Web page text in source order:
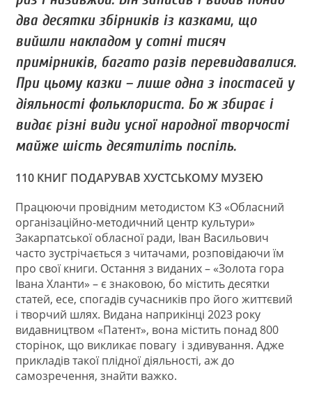
два десятки збірників із казками, що
вийшли накладом у сотні тисяч
примірників, багато разів перевидавалися.
При цьому казки – лише одна з іпостасей у
діяльності фольклориста. Бо ж збирає і
видає різні види усної народної творчості
майже шість десятиліть поспіль.
110 КНИГ ПОДАРУВАВ ХУСТСЬКОМУ МУЗЕЮ
Працюючи провідним методистом КЗ «Обласний
організаційно-методичний центр культури»
Закарпатської обласної ради, Іван Васильович
часто зустрічається з читачами, розповідаючи їм
про свої книги. Остання з виданих – «Золота гора
Івана Хланти» – є знаковою, бо містить десятки
статей, есе, спогадів сучасників про його життєвий
і творчий шлях. Видана наприкінці 2023 року
видавництвом «Патент», вона містить понад 800
сторінок, що викликає повагу і здивування. Адже
прикладів такої плідної діяльності, аж до
самозречення, знайти важко.